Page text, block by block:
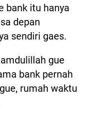
bank itu hanya
depan
sendiri gaes.
gue
bank pernah
rumah waktu